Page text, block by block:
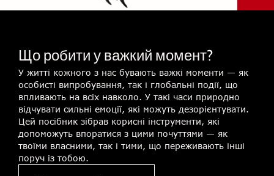
Що робити у важкий момент?
У житті кожного з нас бувають важкі моменти — як
особисті випробування, так і глобальні події, що
впливають на всіх навколо. У такі часи природно
відчувати сильні емоції, які можуть дезорієнтувати.
Цей посібник зібрав корисні інструменти, які
допоможуть впоратися з цими почуттями — як
твоїми власними, так і тими, що переживають інші
поруч із тобою.